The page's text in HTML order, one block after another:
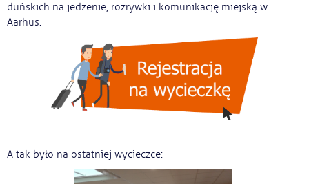
duńskich na jedzenie, rozrywki i komunikację miejską w
Aarhus.
A tak było na ostatniej wycieczce: